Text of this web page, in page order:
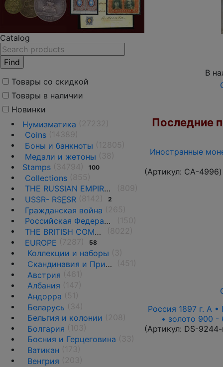
Catalog
Товары со скидкой
Товары в наличии
Новинки
Нумизматика
Coins
Боны и банкноты
Медали и жетоны
Stamps
100
Collections
THE RUSSIAN EMPIRE UNTIL 1917.
USSR- RSFSR 2
Гражданская война
Российская Федерация(1992 г.-н.д.)
THE BRITISH COMMONWEALTH
EUROPE
58
Коллекции и наборы
Скандинавия и Прибалтика
Австрия
Албания
Андорра
Беларусь
Бельгия и колонии
Болгария
Босния и Герцеговина
Ватикан
Венгрия
В
Последние
Иностранные
(Артикул: CA-4996)
Россия 1897 г. А
• золото 900 -
(Артикул: DS-